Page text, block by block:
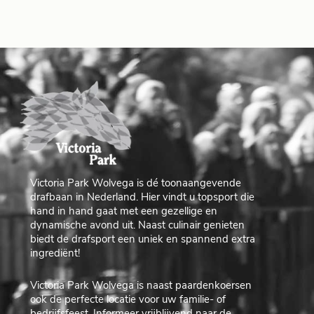
Victoria Park Wolvega is dé toonaangevende
drafbaan in Nederland. Hier vindt u topsport die
hand in hand gaat met een gezellige en
dynamische avond uit. Naast culinair genieten
biedt de drafsport een uniek en spannend extra
ingrediënt!
Victoria Park Wolvega is naast paardenkoersen
ook de perfecte locatie voor uw familie- of